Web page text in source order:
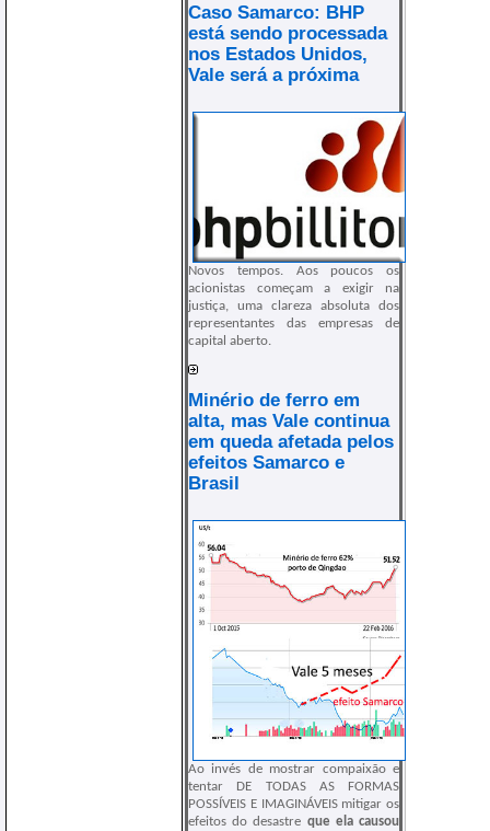
Caso Samarco: BHP
está sendo processada
nos Estados Unidos,
Vale será a próxima
Novos tempos. Aos poucos os
acionistas começam a exigir na
justiça, uma clareza absoluta dos
representantes das empresas de
capital aberto.
Minério de ferro em
alta, mas Vale continua
em queda afetada pelos
efeitos Samarco e
Brasil
Ao invés de mostrar compaixão e
tentar DE TODAS AS FORMAS
POSSÍVEIS E IMAGINÁVEIS mitigar os
efeitos do desastre que ela causou